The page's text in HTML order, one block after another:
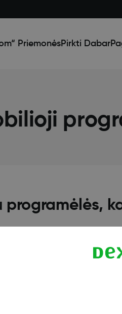
PriemonėsPirkti Dabar
programėlės,
ją atnaujinti į